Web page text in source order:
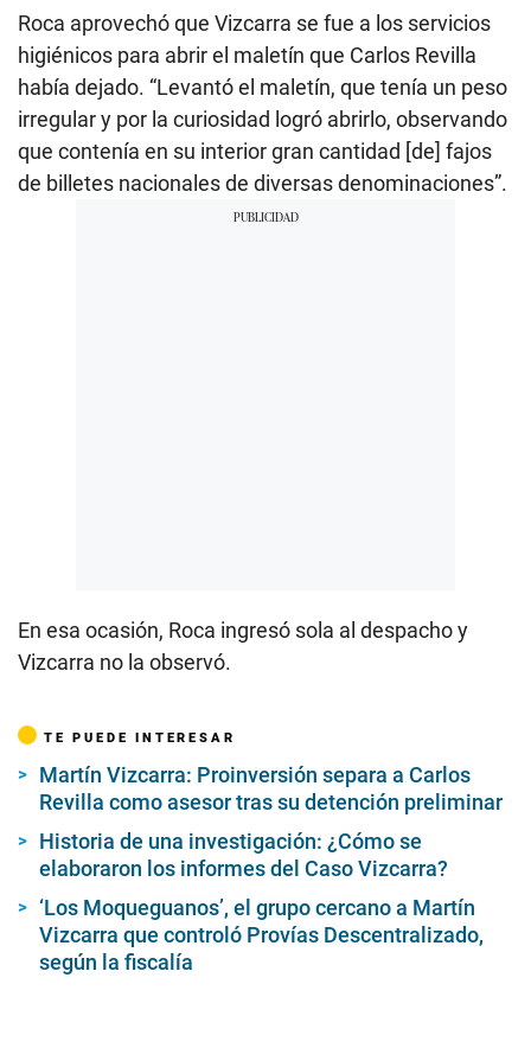
Roca aprovechó que Vizcarra se fue a los servicios
higiénicos para abrir el maletín que Carlos Revilla
había dejado. “Levantó el maletín, que tenía un peso
irregular y por la curiosidad logró abrirlo, observando
que contenía en su interior gran cantidad [de] fajos
de billetes nacionales de diversas denominaciones”.
En esa ocasión, Roca ingresó sola al despacho y
Vizcarra no la observó.
TE PUEDE INTERESAR
Martín Vizcarra: Proinversión separa a Carlos
Revilla como asesor tras su detención preliminar
Historia de una investigación: ¿Cómo se
elaboraron los informes del Caso Vizcarra?
‘Los Moqueguanos’, el grupo cercano a Martín
Vizcarra que controló Provías Descentralizado,
según la fiscalía